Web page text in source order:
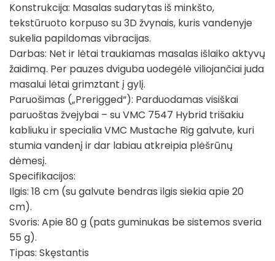
Konstrukcija: Masalas sudarytas iš minkšto,
tekstūruoto korpuso su 3D žvynais, kuris vandenyje
sukelia papildomas vibracijas.
Darbas: Net ir lėtai traukiamas masalas išlaiko aktyvų
žaidimą. Per pauzes dviguba uodegėlė viliojančiai juda
masalui lėtai grimztant į gylį.
Paruošimas („Prerigged“): Parduodamas visiškai
paruoštas žvejybai – su VMC 7547 Hybrid trišakiu
kabliuku ir specialia VMC Mustache Rig galvute, kuri
stumia vandenį ir dar labiau atkreipia plėšrūnų
dėmesį.
Specifikacijos:
Ilgis: 18 cm (su galvute bendras ilgis siekia apie 20
cm).
Svoris: Apie 80 g (pats guminukas be sistemos sveria
55 g).
Tipas: Skęstantis